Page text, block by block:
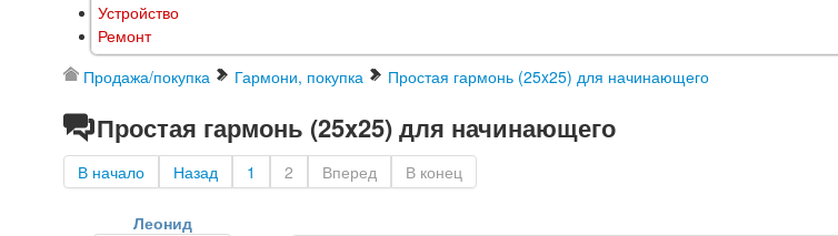
Устройство
Ремонт
Продажа/покупка Гармони, покупка Простая гармонь (25x25) для начинающего
Простая гармонь (25x25) для начинающего
В начало Назад 1 2 Вперед В конец
Леонид